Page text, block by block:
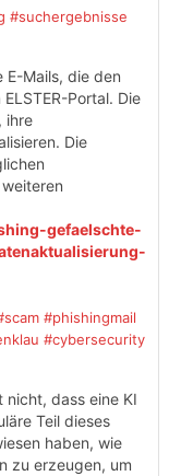
#suchergebnisse
Mails, die den
Portal. Die
ihre
Die
gefaelschte-
#phishingmail
#cybersecurity
nicht, dass eine KI
Teil dieses
haben, wie
zu erzeugen, um